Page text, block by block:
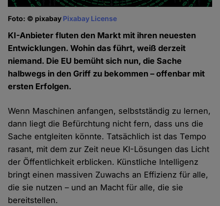
Foto: © pixabay Pixabay License
KI-Anbieter fluten den Markt mit ihren neuesten
Entwicklungen. Wohin das führt, weiß derzeit
niemand. Die EU bemüht sich nun, die Sache
halbwegs in den Griff zu bekommen – offenbar mit
ersten Erfolgen.
Wenn Maschinen anfangen, selbstständig zu lernen,
dann liegt die Befürchtung nicht fern, dass uns die
Sache entgleiten könnte. Tatsächlich ist das Tempo
rasant, mit dem zur Zeit neue KI-Lösungen das Licht
der Öffentlichkeit erblicken. Künstliche Intelligenz
bringt einen massiven Zuwachs an Effizienz für alle,
die sie nutzen – und an Macht für alle, die sie
bereitstellen.